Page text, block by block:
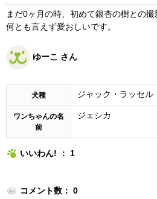
まだ0ヶ月の時、初めて銀杏の樹との
何とも言えず愛おしいです。
ゆーこ さん
犬種 ジャック・ラッセル
ワンちゃんの名
前
ジェシカ
いいわん! ： 1
コメント数： 0